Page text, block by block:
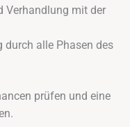
Verhandlung mit der
durch alle Phasen des
prüfen und eine